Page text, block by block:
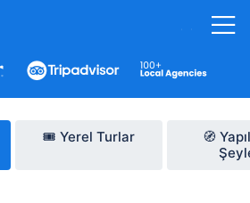
🎟️ Yerel Turlar
🧭